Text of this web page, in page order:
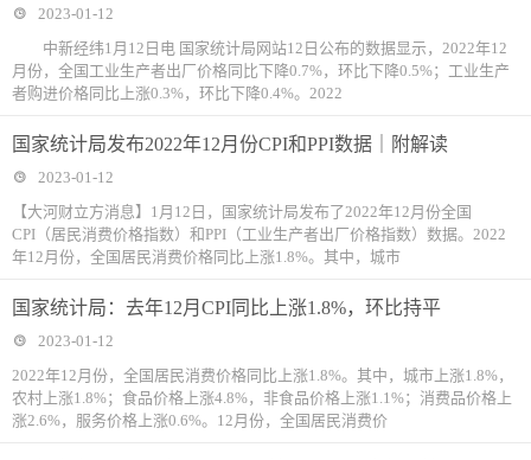
2023-01-12
中新经纬1月12日电 国家统计局网站12日公布的数据显示，2022年12
月份，全国工业生产者出厂价格同比下降0.7%，环比下降0.5%；工业生产
者购进价格同比上涨0.3%，环比下降0.4%。2022
国家统计局发布2022年12月份CPI和PPI数据｜附解读
2023-01-12
【大河财立方消息】1月12日，国家统计局发布了2022年12月份全国
CPI（居民消费价格指数）和PPI（工业生产者出厂价格指数）数据。2022
年12月份，全国居民消费价格同比上涨1.8%。其中，城市
国家统计局：去年12月CPI同比上涨1.8%，环比持平
2023-01-12
2022年12月份，全国居民消费价格同比上涨1.8%。其中，城市上涨1.8%，
农村上涨1.8%；食品价格上涨4.8%，非食品价格上涨1.1%；消费品价格上
涨2.6%，服务价格上涨0.6%。12月份，全国居民消费价